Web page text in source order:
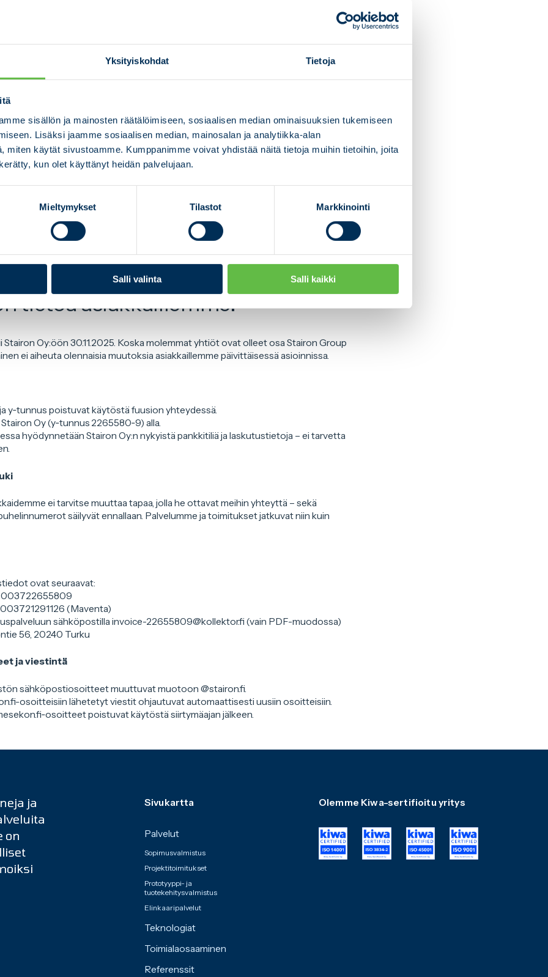
Yksityiskohdat Tietoja
sisällön ja mainosten räätälöimiseen, sosiaalisen median ominaisuuksien tukemiseen
Lisäksi jaamme sosiaalisen median, mainosalan ja analytiikka-alan
miten käytät sivustoamme. Kumppanimme voivat yhdistää näitä tietoja muihin tietoihin, joita
kun olet käyttänyt heidän palvelujaan.
Mieltymykset Tilastot Markkinointi
Salli valinta Salli kaikki
joissa edellytetään korkeaa laatua, täyttä jäljitettävyyttä sekä sujuvaa
omiin laadunvalvonta- ja seurantajärjestelmiin.
on meillä kyvykkyyttä hengittää asiakkaan tahtiin ja työskennellä asiakkaiden
painopisteet
– pitkäjänteinen kumppanuusmalli
– vaativat, asiakaskohtaiset kokonaisuudet
Oy
tietoa asiakkaillemme:
Oy:öön 30.11.2025. Koska molemmat yhtiöt ovat olleet osa Stairon Group
ei aiheuta olennaisia muutoksia asiakkaillemme päivittäisessä asioinnissa.
y‑tunnus poistuvat käytöstä fuusion yhteydessä.
Oy (y‑tunnus 2265580‑9) alla.
hyödynnetään Stairon Oy:n nykyistä pankkitiliä ja laskutustietoja – ei tarvetta
ei tarvitse muuttaa tapaa, jolla he ottavat meihin yhteyttä – sekä
säilyvät ennallaan. Palvelumme ja toimitukset jatkuvat niin kuin
ovat seuraavat:
003722655809
(Maventa)
sähköpostilla invoice-22655809@kollektor.fi (vain PDF-muodossa)
56, 20240 Turku
ja viestintä
sähköpostiosoitteet muuttuvat muotoon @stairon.fi.
osoitteisiin lähetetyt viestit ohjautuvat automaattisesti uusiin osoitteisiin.
poistuvat käytöstä siirtymäajan jälkeen.
ja
on
Sivukartta
Palvelut
Sopimusvalmistus
Projektitoimitukset
Prototyyppi- ja
tuotekehitysvalmistus
Elinkaaripalvelut
Teknologiat
Toimialaosaaminen
Referenssit
Olemme Kiwa-sertifioitu yritys